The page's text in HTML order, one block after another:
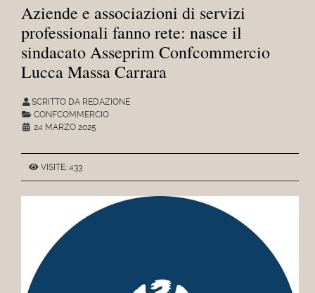
Aziende e associazioni di servizi
professionali fanno rete: nasce il
sindacato Asseprim Confcommercio
Lucca Massa Carrara
SCRITTO DA REDAZIONE
CONFCOMMERCIO
24 MARZO 2025
VISITE: 433